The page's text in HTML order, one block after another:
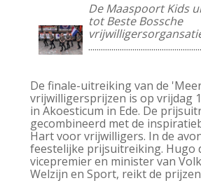
De Maaspoort Kids
tot Beste Bossche
De finale-uitreiking van de
vrijwilligersprijzen is op vrijdag
in Akoesticum in Ede. De
gecombineerd met de
Hart voor vrijwilligers. In de
feestelijke prijsuitreiking. Hugo
vicepremier en minister van
Welzijn en Sport, reikt de